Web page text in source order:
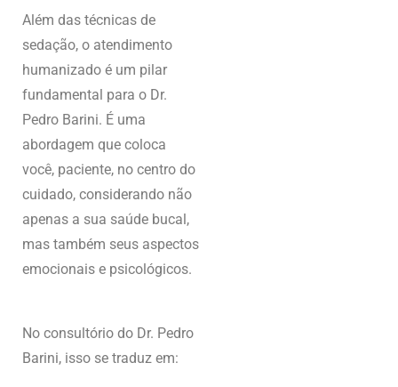
Além das técnicas de
sedação, o atendimento
humanizado é um pilar
fundamental para o Dr.
Pedro Barini. É uma
abordagem que coloca
você, paciente, no centro do
cuidado, considerando não
apenas a sua saúde bucal,
mas também seus aspectos
emocionais e psicológicos.
No consultório do Dr. Pedro
Barini, isso se traduz em: